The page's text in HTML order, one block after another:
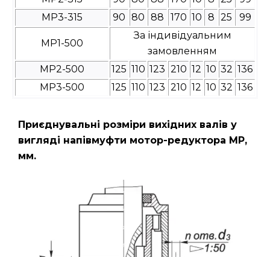
МР3-315
90 80 88 170 10 8 25 99
МР1-500
За індивідуальним
замовленням
МР2-500
125 110 123 210 12 10 32 136
МР3-500
125 110 123 210 12 10 32 136
Приєднувальні розміри вихідних валів у
вигляді напівмуфти мотор-редуктора МР,
мм.